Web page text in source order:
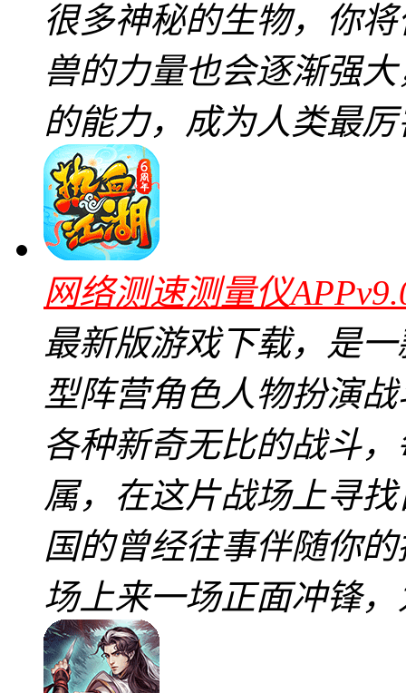
很多神秘的生物，你
兽的力量也会逐渐强
的能力，成为人类最
网络测速测量仪
最新版游戏下载，是
型阵营角色人物扮演
各种新奇无比的战斗
属，在这片战场上寻
国的曾经往事伴随你
场上来一场正面冲锋